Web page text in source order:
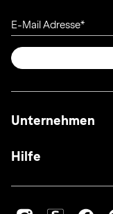
E-Mail Adresse
Unternehmen
Hilfe